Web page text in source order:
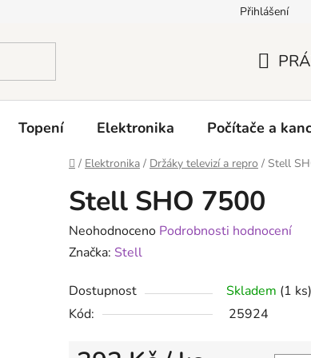
Přihlášení
KOŠÍK
Topení Elektronika Počítače a
Domů
/ Elektronika / Držáky televizí a repro / Stell
Stell SHO 7500
Průměrné
hodnocení
je
0,0
Neohodnoceno Podrobnosti hodnocení
Značka: Stell
Dostupnost Skladem (1 ks)
Kód:
25924